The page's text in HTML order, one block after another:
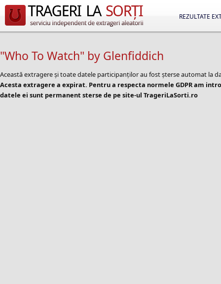
REZULTATE
"Who To Watch" by Glenfiddich
Această extragere și toate datele participanților au fost șterse automat la
Acesta extragere a expirat. Pentru a respecta normele GDPR am
datele ei sunt permanent sterse de pe site-ul TrageriLaSorti.ro